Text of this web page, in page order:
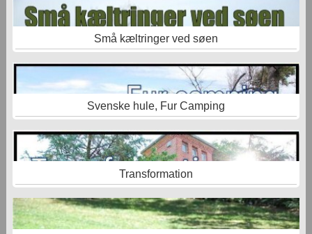
Små kæltringer ved søen
Svenske hule, Fur Camping
Transformation